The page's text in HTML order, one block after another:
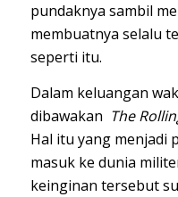
pundaknya sambil
membuatnya selalu
seperti itu.
Dalam keluangan
dibawakan The
Hal itu yang menjadi
masuk ke dunia
keinginan tersebut